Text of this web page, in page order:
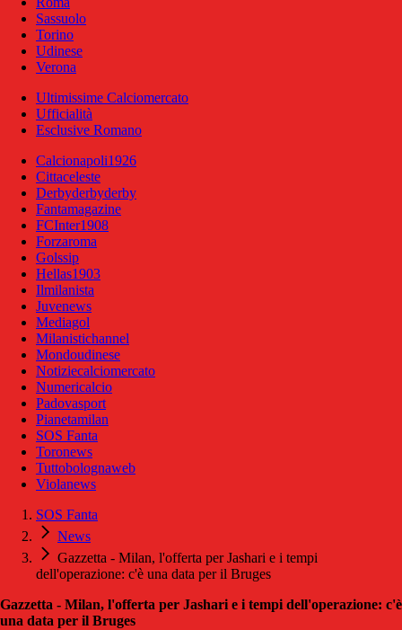
Sassuolo
Torino
Udinese
Verona
Ultimissime Calciomercato
Ufficialità
Esclusive Romano
Calcionapoli1926
Cittaceleste
Derbyderbyderby
Fantamagazine
FCInter1908
Forzaroma
Golssip
Hellas1903
Ilmilanista
Juvenews
Mediagol
Milanistichannel
Mondoudinese
Notiziecalciomercato
Numericalcio
Padovasport
Pianetamilan
SOS Fanta
Toronews
Tuttobolognaweb
Violanews
SOS Fanta
News
Gazzetta - Milan, l'offerta per Jashari e i tempi
dell'operazione: c'è una data per il Bruges
Gazzetta - Milan, l'offerta per Jashari e i tempi dell'operazione: c'è
una data per il Bruges